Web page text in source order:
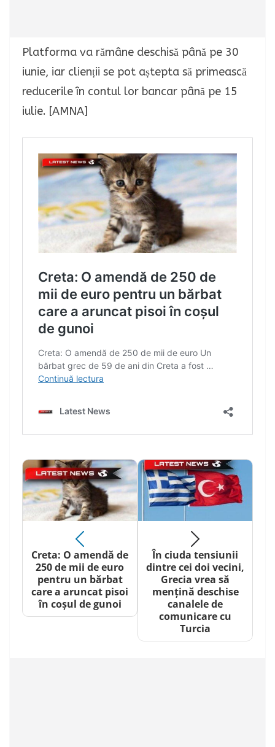
Platforma va rămâne deschisă până pe 30
iunie, iar clienții se pot aștepta să primească
reducerile în contul lor bancar până pe 15
iulie. [AMNA]
Creta: O amendă de
250 de mii de euro
pentru un bărbat
care a aruncat pisoi
în coșul de gunoi
În ciuda tensiunii
dintre cei doi vecini,
Grecia vrea să
mențină deschise
canalele de
comunicare cu
Turcia